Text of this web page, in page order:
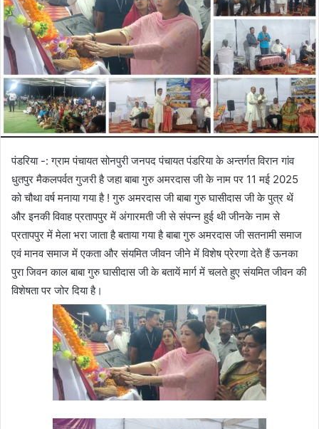
पंडरिया -: ग्राम पंचायत सोनपुरी जनपद पंचायत पंडरिया के अन्तर्गत विरान गांव
धुतपुर मैकलपर्वत गुजरी है जहा बाबा गुरु अमरदास जी के नाम पर 11 मई 2025
को चौथा वर्ष मनाया गया है ! गुरु अमरदास जी बाबा गुरु घासीदास जी के पुत्र थें
और इनकी विवाह प्रतापपुर में अंगारमती जी से संपन्न हुई थी जीनके नाम से
प्रतापपुर में मेला भरा जाता है बताया गया है बाबा गुरु अमरदास जी सतनामी समाज
एवं मानव समाज में एकता और संयमित जीवन जीने में विशेष प्रेरणा देते हैं ऊनका
पुरा जिवन काल बाबा गुरु घासीदास जी के बतायें मार्ग में चलते हुए संयमित जीवन की
विशेषता पर जोर दिया है।